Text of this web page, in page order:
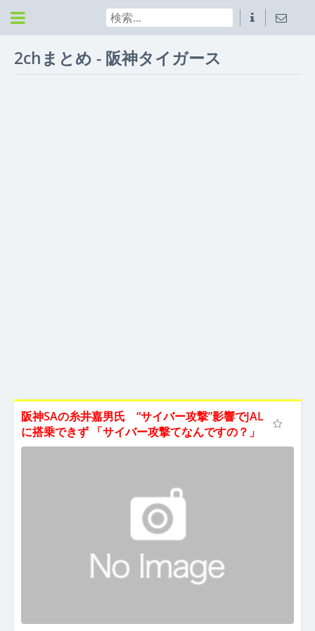
2chまとめ - 阪神タイガース
阪神SAの糸井嘉男氏 “サイバー攻撃”影響でJAL
に搭乗できず 「サイバー攻撃てなんですの？」